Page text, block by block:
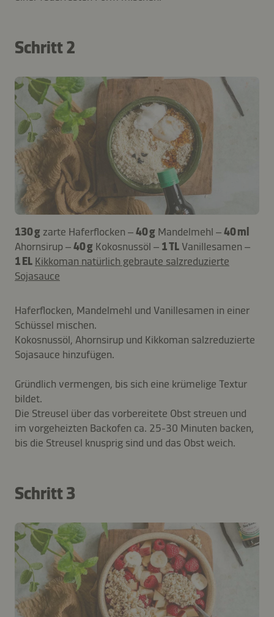
Schritt 2
130 g zarte Haferflocken –40 g Mandelmehl –40 ml
Ahornsirup –40 g Kokosnussöl – 1 TL Vanillesamen –
1 EL Kikkoman natürlich gebraute salzreduzierte
Sojasauce
Haferflocken, Mandelmehl und Vanillesamen in einer
Schüssel mischen.
Kokosnussöl, Ahornsirup und Kikkoman salzreduzierte
Sojasauce hinzufügen.
Gründlich vermengen, bis sich eine krümelige Textur
bildet.
Die Streusel über das vorbereitete Obst streuen und
im vorgeheizten Backofen ca. 25-30 Minuten backen,
bis die Streusel knusprig sind und das Obst weich.
Schritt 3